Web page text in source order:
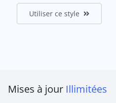
Utiliser ce style
Mises à jour Illimitées